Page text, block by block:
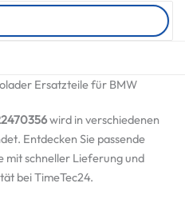
Ersatzteile für BMW
wird in verschiedenen
Entdecken Sie passende
mit schneller Lieferung und
bei TimeTec24.